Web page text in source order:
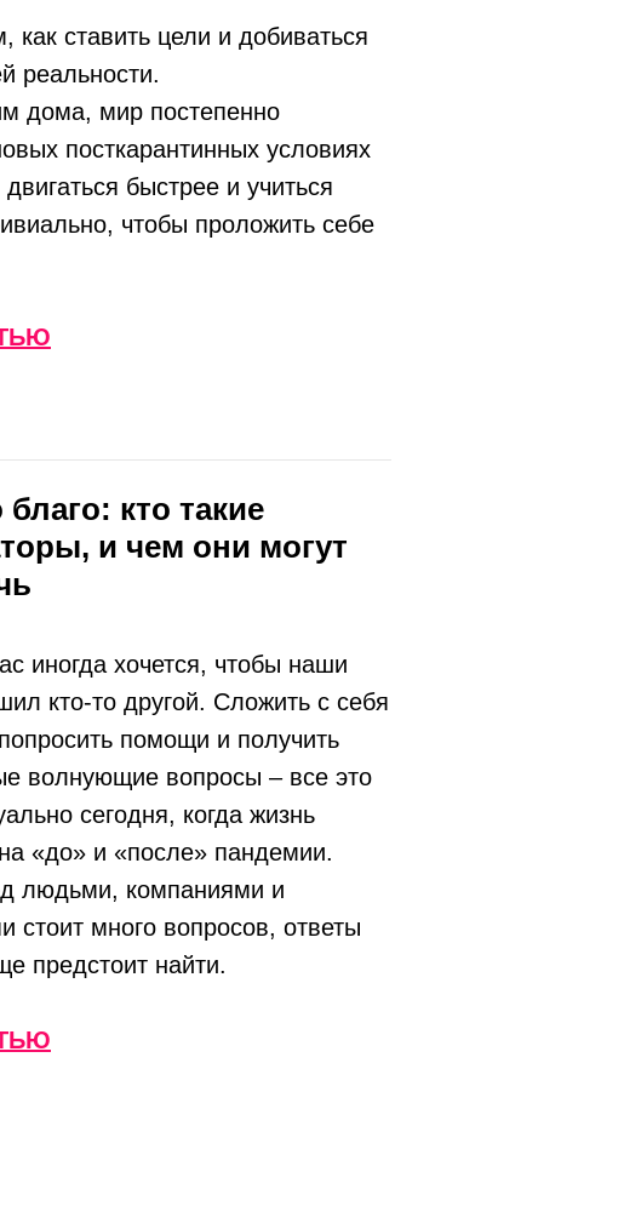
как ставить цели и добиваться
реальности.
дома, мир постепенно
посткарантинных условиях
быстрее и учиться
чтобы проложить себе
кто такие
и чем они могут
иногда хочется, чтобы наши
кто-то другой. Сложить с себя
помощи и получить
волнующие вопросы – все это
сегодня, когда жизнь
«до» и «после» пандемии.
людьми, компаниями и
стоит много вопросов, ответы
предстоит найти.